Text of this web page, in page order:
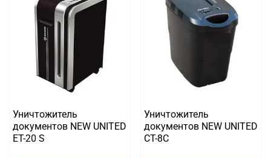
Уничтожитель
документов NEW UNITED
ET-20 S
Уничтожитель
документов NEW UNITED
CT-8C